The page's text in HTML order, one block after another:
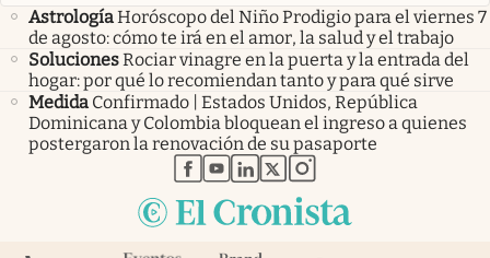
AstrologíaHoróscopo del Niño Prodigio para el viernes 7
de agosto: cómo te irá en el amor, la salud y el trabajo
SolucionesRociar vinagre en la puerta y la entrada del
hogar: por qué lo recomiendan tanto y para qué sirve
Medida Confirmado | Estados Unidos, República
Dominicana y Colombia bloquean el ingreso a quienes
postergaron la renovación de su pasaporte
abre en nueva pestaña
abre en nueva pestaña
abre en nueva pestaña
abre en nueva pestaña
abre en nueva pestaña